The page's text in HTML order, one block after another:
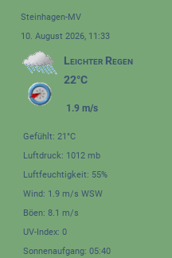
Steinhagen-MV
10. August 2026, 11:33
Leichter Regen
22°C
1.9 m/s
Gefühlt: 21°C
Luftdruck: 1012 mb
Luftfeuchtigkeit: 55%
Wind: 1.9 m/s WSW
Böen: 8.1 m/s
UV-Index: 0
Sonnenaufgang: 05:40